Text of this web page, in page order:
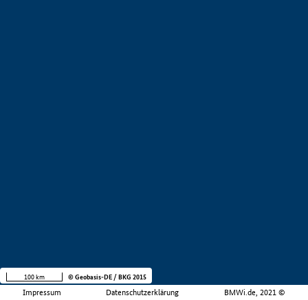
Impressum Datenschutzerklärung BMWi.de, 2021 ©
100 km © Geobasis-DE / BKG 2015